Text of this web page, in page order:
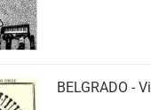
BELGRADO -